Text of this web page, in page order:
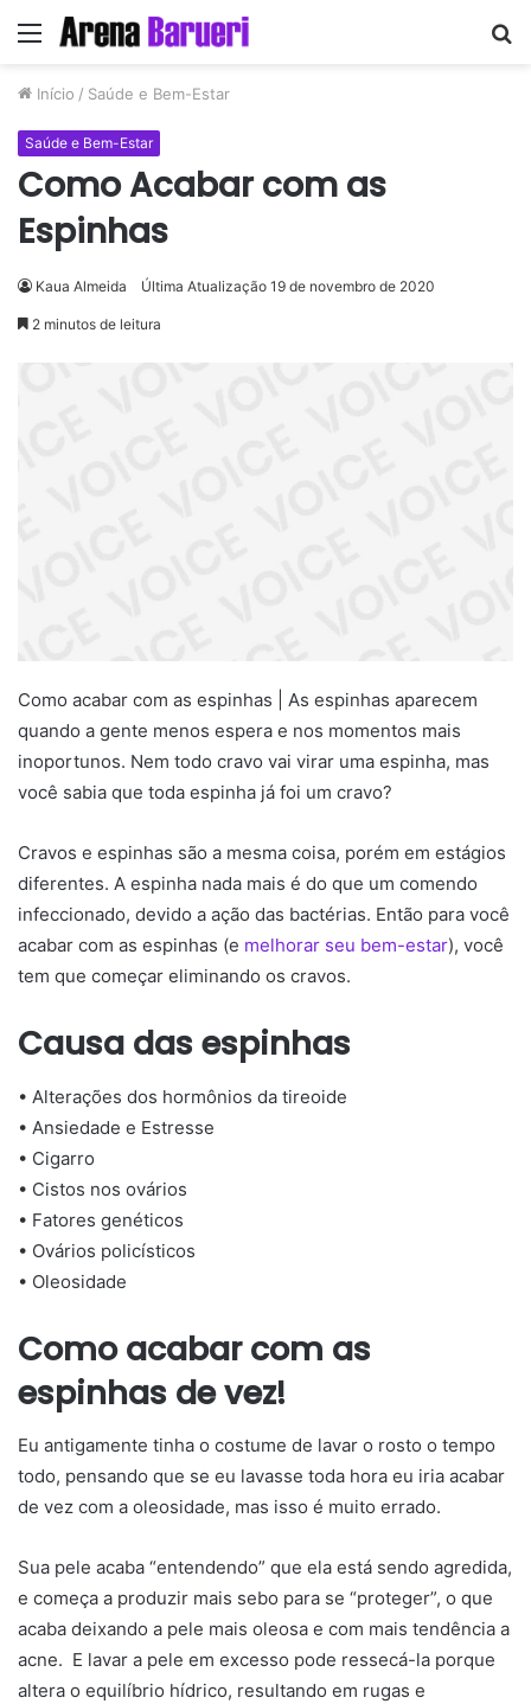
Menu
Início / Saúde e Bem-Estar
Saúde e Bem-Estar
Como Acabar com as
Espinhas
Kaua Almeida Última Atualização 19 de novembro de 2020
2 minutos de leitura
Como acabar com as espinhas | As espinhas aparecem
quando a gente menos espera e nos momentos mais
inoportunos. Nem todo cravo vai virar uma espinha, mas
você sabia que toda espinha já foi um cravo?
Cravos e espinhas são a mesma coisa, porém em estágios
diferentes. A espinha nada mais é do que um comendo
infeccionado, devido a ação das bactérias. Então para você
acabar com as espinhas (e melhorar seu bem-estar), você
tem que começar eliminando os cravos.
Causa das espinhas
• Alterações dos hormônios da tireoide
• Ansiedade e Estresse
• Cigarro
• Cistos nos ovários
• Fatores genéticos
• Ovários policísticos
• Oleosidade
Como acabar com as
espinhas de vez!
Eu antigamente tinha o costume de lavar o rosto o tempo
todo, pensando que se eu lavasse toda hora eu iria acabar
de vez com a oleosidade, mas isso é muito errado.
Sua pele acaba “entendendo” que ela está sendo agredida,
e começa a produzir mais sebo para se “proteger”, o que
acaba deixando a pele mais oleosa e com mais tendência a
acne. E lavar a pele em excesso pode ressecá-la porque
altera o equilíbrio hídrico, resultando em rugas e